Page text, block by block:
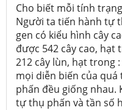
Cho biết mỗi tính
Người ta tiến hành tự
gen có kiểu hình cây
được 542 cây cao, hạt
212 cây lùn, hạt trong
mọi diễn biến của
phấn đều giống nhau.
tự thụ phấn và tần số